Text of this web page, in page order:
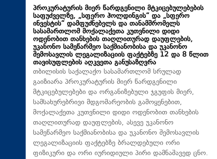
პროკურატურის მიერ წარდგენილი მტკიცებულებების
საფუძველზე, „სფერო ჰოლდინგის“ და „სფერო
ინვესტის“ დამფუძნებელს და თანამშრომელს
სასამართლომ მოქალაქეთა კუთვნილი დიდი
ოდენობით თანხების თაღლითურად დაუფლების,
უკანონო სამეწარმეო საქმიანობისა და უკანონო
შემოსავლის ლეგალიზაციის ფაქტებზე 12 და 8 წლით
თავისუფლების აღკვეთა განუსაზღვრა
თბილისის საქალაქო სასამართლომ სრულად
გაიზიარა პროკურატურის მიერ წარდგენილი
მტკიცებულებები და ორგანიზებული ჯგუფის მიერ,
სამსახურებრივი მდგომარეობის გამოყენებით,
მოქალაქეთა კუთვნილი დიდი ოდენობით თანხების
თაღლითურად დაუფლების, ასევე უკანონო
სამეწარმეო საქმიანობისა და უკანონო შემოსავლის
ლეგალიზაციის ფაქტებზე ბრალდებული ორი
ფიზიკური და ორი იურიდიული პირი დამნაშავედ ცნო.